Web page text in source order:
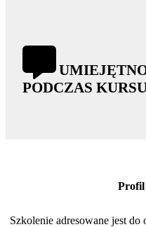
PODCZAS
Profil
Szkolenie adresowane jest do